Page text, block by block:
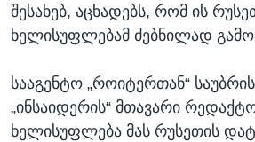
ᲓᲔᲖᲘᲜᲤᲝᲠᲛᲐᲪᲘᲐ
შესახებ, აცხადებს, რომ ის
ხელისუფლებამ ძებნილად
სააგენტო „როიტერთან“
„ინსაიდერის“ მთავარი
ხელისუფლება მას რუსეთის